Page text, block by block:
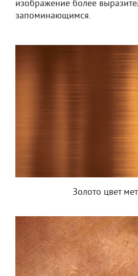
изображение более
запоминающимся.
Золото цвет